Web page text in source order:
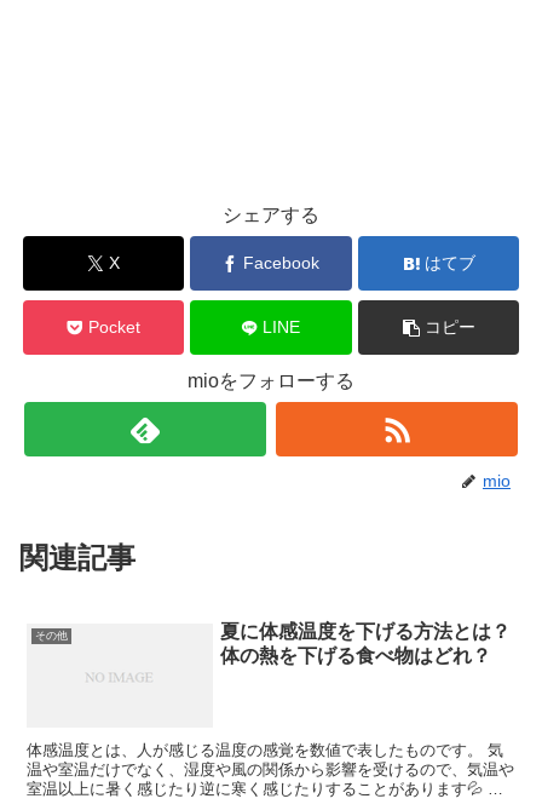
シェアする
X Facebook はてブ
Pocket LINE コピー
mioをフォローする
mio
関連記事
その他
夏に体感温度を下げる方法とは？
体の熱を下げる食べ物はどれ？
体感温度とは、人が感じる温度の感覚を数値で表したものです。 気
温や室温だけでなく、湿度や風の関係から影響を受けるので、気温や
室温以上に暑く感じたり逆に寒く感じたりすることがあります💦 体